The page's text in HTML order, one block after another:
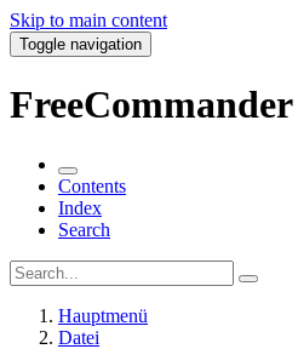
Skip to main content
Toggle navigation
FreeCommander
Contents
Index
Search
Hauptmenü
Datei